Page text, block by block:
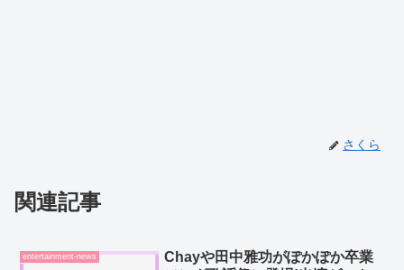
さくら
関連記事
entertainment-news
Chayや田中雅功がぽかぽか卒業